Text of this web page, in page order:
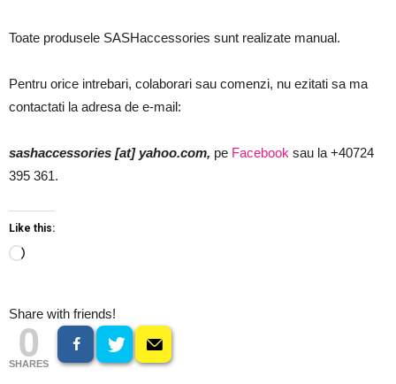
Toate produsele SASHaccessories sunt realizate manual.
Pentru orice intrebari, colaborari sau comenzi, nu ezitati sa ma
contactati la adresa de e-mail:
sashaccessories [at] yahoo.com, pe Facebook sau la +40724
395 361.
Like this:
Loading…
Share with friends!
0
SHARES